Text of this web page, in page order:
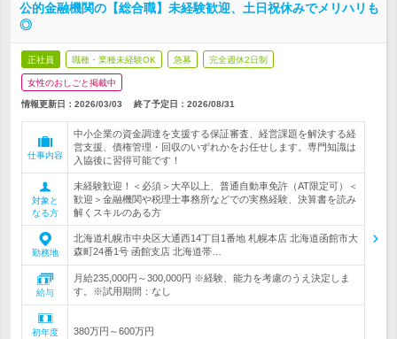
公的金融機関の【総合職】未経験歓迎、土日祝休みでメリハリも
◎
正社員 職種・業種未経験OK 急募 完全週休2日制
女性のおしごと掲載中
情報更新日：2026/03/03 終了予定日： 2026/08/31
仕事内容
中小企業の資金調達を支援する保証審査、経営課題を解決する経
営支援、債権管理・回収のいずれかをお任せします。専門知識は
入協後に習得可能です！
対象と
なる方
未経験歓迎！＜必須＞大卒以上、普通自動車免許（AT限定可）＜
歓迎＞金融機関や税理士事務所などでの実務経験、決算書を読み
解くスキルのある方
勤務地
北海道札幌市中央区大通西14丁目1番地 札幌本店 北海道函館市大
森町24番1号 函館支店 北海道帯…
給与
月給235,000円～300,000円 ※経験、能力を考慮のうえ決定しま
す。※試用期間：なし
初年度
380万円～600万円